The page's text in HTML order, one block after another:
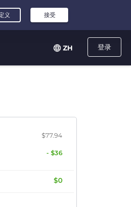
登录
ZH
$77.94
- $36
$0